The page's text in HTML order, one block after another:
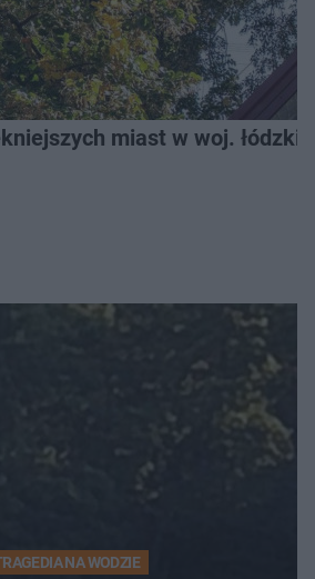
miast w woj.
NA WODZIE